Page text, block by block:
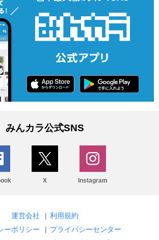
みんカラ公式SNS
X Instagram
運営会社 | 利用規約
ーポリシー
| プライバシーセンター